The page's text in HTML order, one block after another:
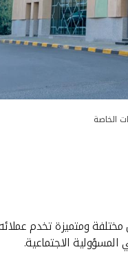
ومتميزة تخدم
الاجتماعية.